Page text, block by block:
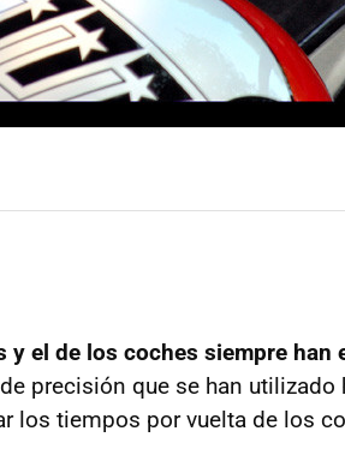
y el de los coches siempre han
precisión que se han
los tiempos por vuelta de los